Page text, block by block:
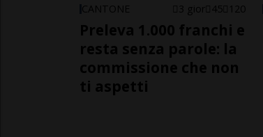
CANTONE 3 gior 45 120
Preleva 1.000 franchi e
resta senza parole: la
commissione che non
ti aspetti